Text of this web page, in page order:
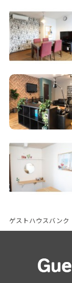
ゲストハウスバンク